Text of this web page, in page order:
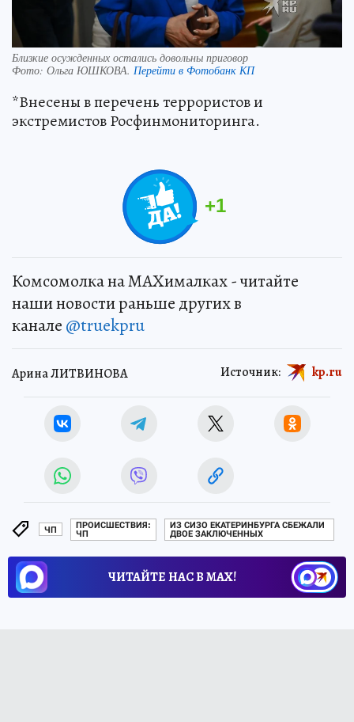
Близкие осужденных остались довольны приговор
Фото: Ольга ЮШКОВА. Перейти в Фотобанк КП
*Внесены в перечень террористов и
экстремистов Росфинмониторинга.
+1
Комсомолка на MAXималках - читайте
наши новости раньше других в
канале @truekpru
Арина ЛИТВИНОВА Источник: kp.ru
ЧП
ПРОИСШЕСТВИЯ:
ЧП
ИЗ СИЗО ЕКАТЕРИНБУРГА СБЕЖАЛИ
ДВОЕ ЗАКЛЮЧЕННЫХ
ЧИТАЙТЕ НАС В МАХ!